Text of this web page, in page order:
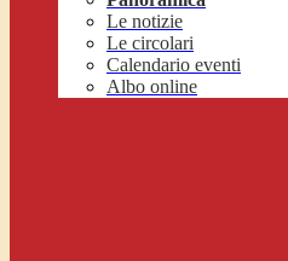
Le notizie
Le circolari
Calendario eventi
Albo online